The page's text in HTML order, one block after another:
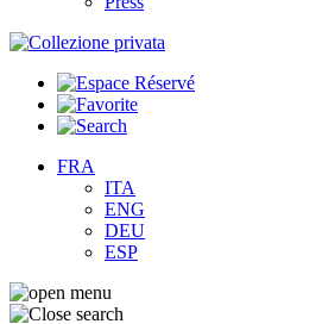
FRA
ITA
ENG
DEU
ESP